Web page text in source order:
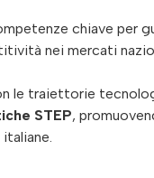
chiave per
nei mercati
le traiettorie
STEP,